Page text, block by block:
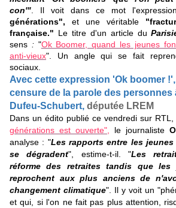
con'" . Il voit dans ce mot
générations", et une véritable
française." Le titre d'un article du
sens : "Ok Boomer, quand les jeunes
anti-vieux". Un angle qui se fait
sociaux.
Avec cette expression 'Ok boomer
censure de la parole des personnes
Dufeu-Schubert, députée LREM
Dans un édito publié ce vendredi sur RTL,
générations est ouverte",
le journaliste
analyse : "Les rapports entre les
se dégradent", estime-t-il. "Les
réforme des retraites tandis que les
reprochent aux plus anciens de
changement climatique". Il y voit un
et qui, si l'on ne fait pas plus attention,